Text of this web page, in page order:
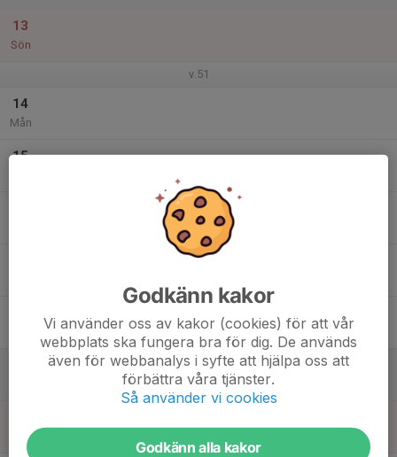
13
Sön
v.51
14
Mån
15
Sön
Godkänn kakor
Vi använder oss av kakor (cookies) för att vår
webbplats ska fungera bra för dig. De används
även för webbanalys i syfte att hjälpa oss att
förbättra våra tjänster.
Så använder vi cookies
Godkänn alla kakor